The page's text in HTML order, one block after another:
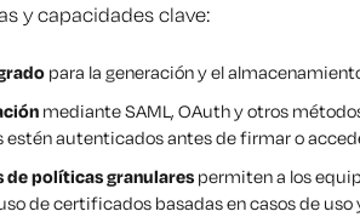
y capacidades clave:
para la generación y el
mediante SAML, OAuth y otros
estén autenticados antes de firmar o
de políticas granulares permiten a los
de certificados basadas en casos de